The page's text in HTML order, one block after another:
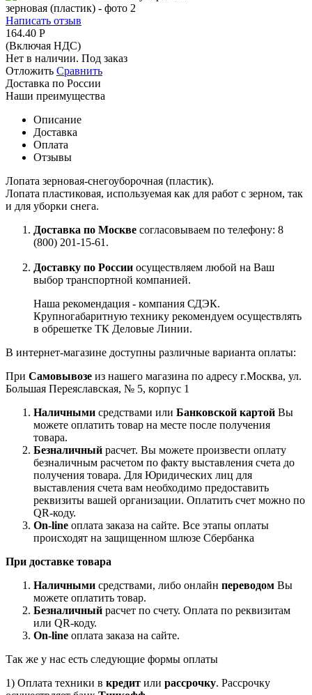
Написать отзыв
164.40 Р
(Включая НДС)
Нет в наличии. Под заказ
Отложить Сравнить
Доставка по России
Наши преимущества
Описание
Доставка
Оплата
Отзывы
Лопата зерновая-снегоуборочная (пластик).
Лопата пластиковая, используемая как для работ с зерном, так
и для уборки снега.
Доставка по Москве согласовываем по телефону: 8
(800) 201-15-61.
Доставку по России осуществляем любой на Ваш
выбор транспортной компанией.
Наша рекомендация - компания СДЭК.
Крупногабаритную технику рекомендуем осуществлять
в обрешетке ТК Деловые Линии.
В интернет-магазине доступны различные варианта оплаты:
При Самовывозе из нашего магазина по адресу г.Москва, ул.
Большая Переяславская, № 5, корпус 1
Наличными средствами или Банковской картой Вы
можете оплатить товар на месте после получения
товара.
Безналичный расчет. Вы можете произвести оплату
безналичным расчетом по факту выставления счета до
получения товара. Для Юридических лиц для
выставления счета вам необходимо предоставить
реквизиты вашей организации. Оплатить счет можно по
QR-коду.
On-line оплата заказа на сайте. Все этапы оплаты
происходят на защищенном шлюзе Сбербанка
При доставке товара
Наличными средствами, либо онлайн переводом Вы
можете оплатить товар.
Безналичный расчет по счету. Оплата по реквизитам
или QR-коду.
On-line оплата заказа на сайте.
Так же у нас есть следующие формы оплаты
1) Оплата техники в кредит или рассрочку. Рассрочку